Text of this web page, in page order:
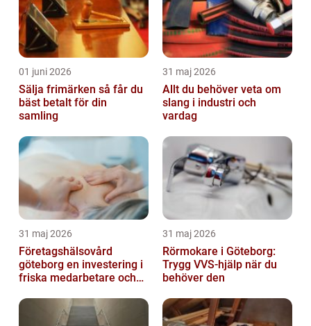
01 juni 2026
Sälja frimärken så får du
bäst betalt för din
samling
31 maj 2026
Allt du behöver veta om
slang i industri och
vardag
31 maj 2026
Företagshälsovård
göteborg en investering i
friska medarbetare och
31 maj 2026
Rörmokare i Göteborg:
Trygg VVS-hjälp när du
behöver den